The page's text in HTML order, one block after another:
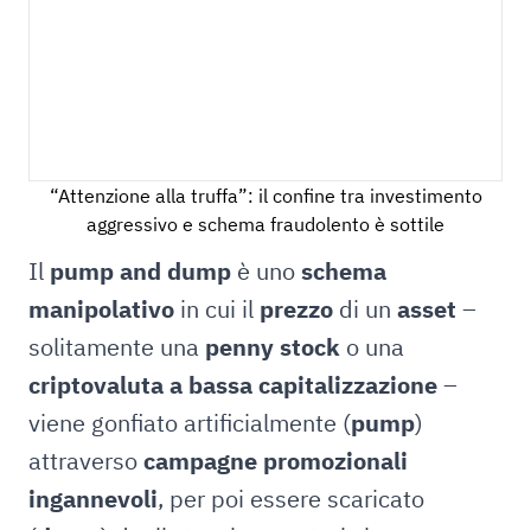
“Attenzione alla truffa”: il confine tra investimento
aggressivo e schema fraudolento è sottile
Il pump and dump è unoschema
manipolativo in cui il prezzo di un asset –
solitamente una penny stock o una
criptovaluta a bassa capitalizzazione–
viene gonfiato artificialmente (pump)
attraversocampagne promozionali
ingannevoli, per poi essere scaricato